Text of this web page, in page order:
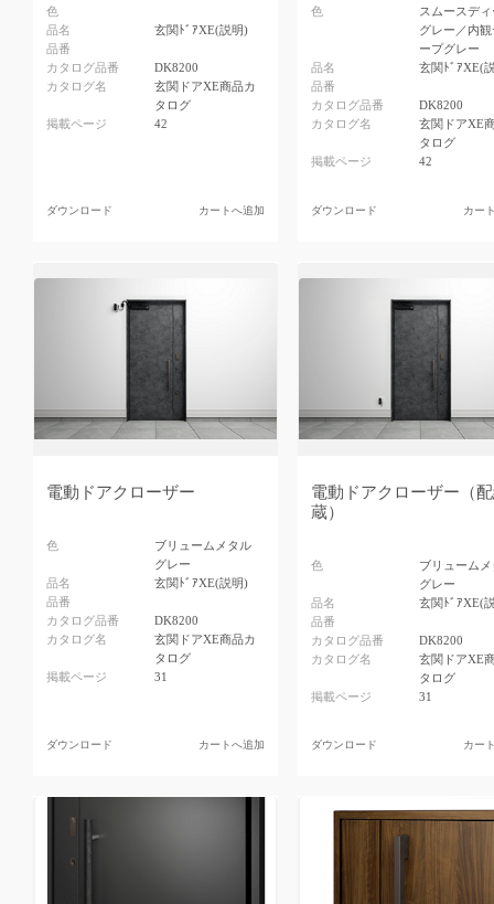
色
品名
玄関ﾄﾞｱXE(説明)
品番
カタログ品番
DK8200
カタログ名
玄関ドアXE商品カ
タログ
掲載ページ
42
ダウンロード カートへ追加
色
スムースデ
グレー／内
ープグレー
品名
玄関ﾄﾞｱXE(
品番
カタログ品番
DK8200
カタログ名
玄関ドアXE
タログ
掲載ページ
42
ダウンロード カー
電動ドアクローザー
色
ブリュームメタル
グレー
品名
玄関ﾄﾞｱXE(説明)
品番
カタログ品番
DK8200
カタログ名
玄関ドアXE商品カ
タログ
掲載ページ
31
ダウンロード カートへ追加
電動ドアクローザー（
蔵）
色
ブリューム
グレー
品名
玄関ﾄﾞｱXE(
品番
カタログ品番
DK8200
カタログ名
玄関ドアXE
タログ
掲載ページ
31
ダウンロード カー